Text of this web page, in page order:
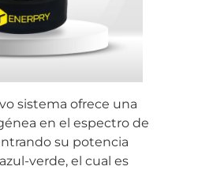
sistema ofrece una
en el espectro de
su potencia
verde, el cual es